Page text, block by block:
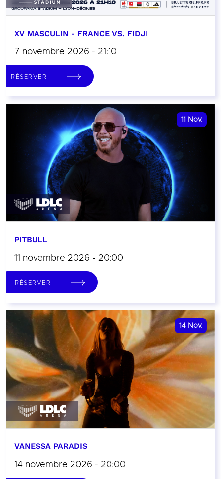
XV MASCULIN - FRANCE VS. FIDJI
7 novembre 2026 - 21:10
RÉSERVER
11 Nov.
PITBULL
11 novembre 2026 - 20:00
RÉSERVER
14 Nov.
VANESSA PARADIS
14 novembre 2026 - 20:00